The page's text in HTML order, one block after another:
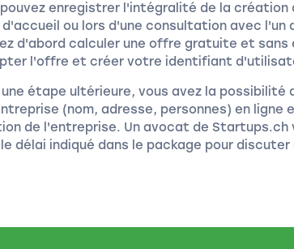
pouvez enregistrer l'intégralité de la
d'accueil ou lors d'une consultation avec l'un
d'abord calculer une offre gratuite et sans
l'offre et créer votre identifiant
une étape ultérieure, vous avez la
(nom, adresse, personnes) en ligne
de l'entreprise. Un avocat de
délai indiqué dans le package pour